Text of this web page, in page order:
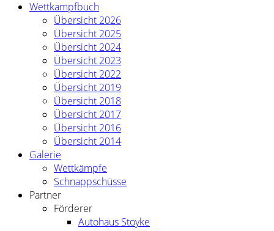
Wettkampfbuch
Übersicht 2026
Übersicht 2025
Übersicht 2024
Übersicht 2023
Übersicht 2022
Übersicht 2019
Übersicht 2018
Übersicht 2017
Übersicht 2016
Übersicht 2014
Galerie
Wettkämpfe
Schnappschüsse
Partner
Förderer
Autohaus Stoyke